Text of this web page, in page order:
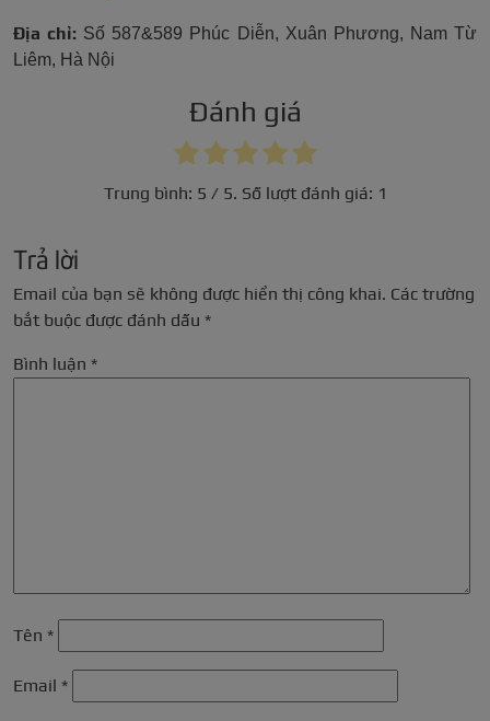
Địa chỉ: Số 587&589 Phúc Diễn, Xuân Phương, Nam Từ
Liêm, Hà Nội
Đánh giá
Trung bình: 5 / 5. Số lượt đánh giá: 1
Trả lời
Email của bạn sẽ không được hiển thị công khai. Các trường
bắt buộc được đánh dấu *
Bình luận *
Tên *
Email *